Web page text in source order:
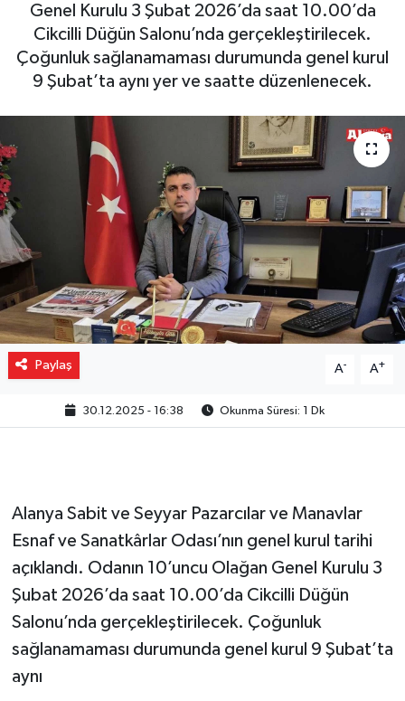
Genel Kurulu 3 Şubat 2026’da saat 10.00’da
Cikcilli Düğün Salonu’nda gerçekleştirilecek.
Çoğunluk sağlanamaması durumunda genel kurul
9 Şubat’ta aynı yer ve saatte düzenlenecek.
Paylaş A- A+
30.12.2025 - 16:38 Okunma Süresi: 1 Dk
Alanya Sabit ve Seyyar Pazarcılar ve Manavlar
Esnaf ve Sanatkârlar Odası’nın genel kurul tarihi
açıklandı. Odanın 10’uncu Olağan Genel Kurulu 3
Şubat 2026’da saat 10.00’da Cikcilli Düğün
Salonu’nda gerçekleştirilecek. Çoğunluk
sağlanamaması durumunda genel kurul 9 Şubat’ta
aynı
Gizlilik İlkeleri - Privacy Policy
Güncel
Gündem
Politika
Spor